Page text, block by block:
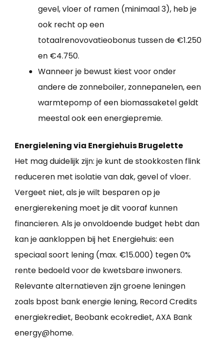
gevel, vloer of ramen (minimaal 3), heb je
ook recht op een
totaalrenovovatieobonus tussen de €1.250
en €4.750.
Wanneer je bewust kiest voor onder
andere de zonneboiler, zonnepanelen, een
warmtepomp of een biomassaketel geldt
meestal ook een energiepremie.
Energielening via Energiehuis Brugelette
Het mag duidelijk zijn: je kunt de stookkosten flink
reduceren met isolatie van dak, gevel of vloer.
Vergeet niet, als je wilt besparen op je
energierekening moet je dit vooraf kunnen
financieren. Als je onvoldoende budget hebt dan
kan je aankloppen bij het Energiehuis: een
speciaal soort lening (max. €15.000) tegen 0%
rente bedoeld voor de kwetsbare inwoners.
Relevante alternatieven zijn groene leningen
zoals bpost bank energie lening, Record Credits
energiekrediet, Beobank ecokrediet, AXA Bank
energy@home.